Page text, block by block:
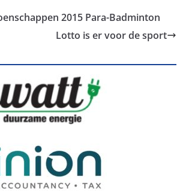
2015 Para-Badminton
Lotto is er voor de sport